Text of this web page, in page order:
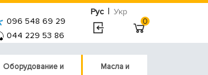
Рус | Укр
096 548 69 29
044 229 53 86
0
Оборудование и
Масла и